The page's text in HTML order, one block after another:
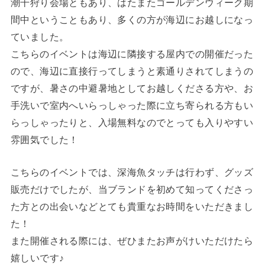
潮干狩り会場ともあり、はたまたゴールデンウィーク期
間中ということもあり、多くの方が海辺にお越しになっ
ていました。
こちらのイベントは海辺に隣接する屋内での開催だった
ので、海辺に直接行ってしまうと素通りされてしまうの
ですが、暑さの中避暑地としてお越しくださる方や、お
手洗いで室内へいらっしゃった際に立ち寄られる方もい
らっしゃったりと、入場無料なのでとっても入りやすい
雰囲気でした！
こちらのイベントでは、深海魚タッチは行わず、グッズ
販売だけでしたが、当ブランドを初めて知ってくださっ
た方との出会いなどとても貴重なお時間をいただきまし
た！
また開催される際には、ぜひまたお声がけいただけたら
嬉しいです♪